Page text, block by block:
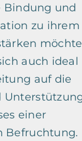
Bindung und
zu ihrem
auch ideal
auf die
einer
Befruchtung.